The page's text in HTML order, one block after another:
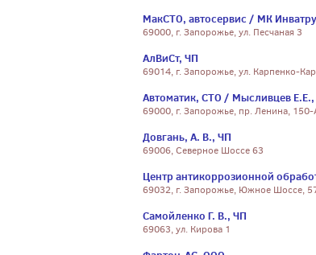
МакСТО, автосервис / МК
69000, г. Запорожье, ул. Песчаная 3
АлВиСт, ЧП
69014, г. Запорожье, ул. Карпенко-
Автоматик, СТО / Мысливцев
69000, г. Запорожье, пр. Ленина, 150-
Довгань, А. В., ЧП
69006, Северное Шоссе 63
Центр антикоррозионной
69032, г. Запорожье, Южное Шоссе,
Самойленко Г. В., ЧП
69063, ул. Кирова 1